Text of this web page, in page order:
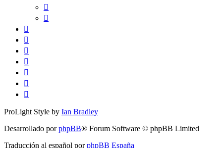
ProLight Style by Ian Bradley
Desarrollado porphpBB® Forum Software © phpBB Limited
Traducción al español porphpBB España